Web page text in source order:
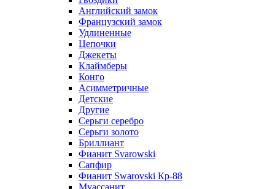
Английский замок
Французский замок
Удлиненные
Цепочки
Джекеты
Клаймберы
Конго
Асимметричные
Детские
Другие
Серьги серебро
Серьги золото
Бриллиант
Фианит Svarowski
Сапфир
Фианит Swarovski Кр-88
Муассанит